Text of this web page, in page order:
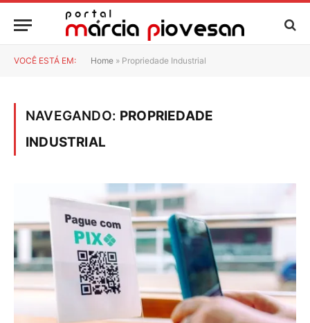
VOCÊ ESTÁ EM: Home » Propriedade Industrial
NAVEGANDO: PROPRIEDADE
INDUSTRIAL